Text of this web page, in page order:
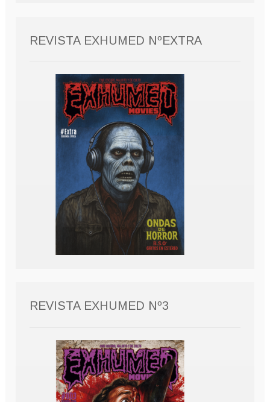
REVISTA EXHUMED NºEXTRA
REVISTA EXHUMED Nº3